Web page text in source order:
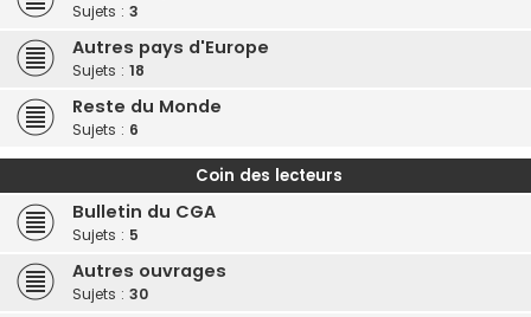
Sujets : 3
Autres pays d'Europe
Sujets : 18
Reste du Monde
Sujets : 6
Coin des lecteurs
Bulletin du CGA
Sujets : 5
Autres ouvrages
Sujets : 30